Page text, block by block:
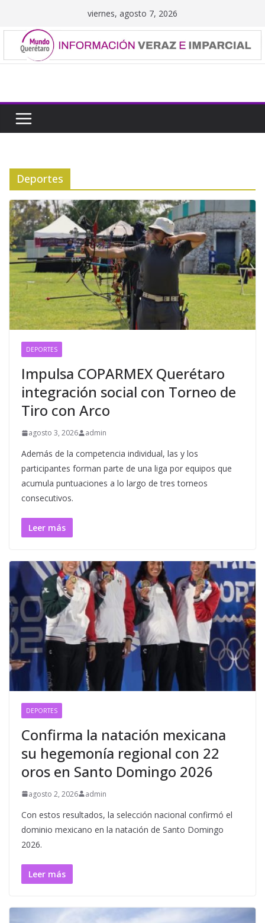
contenido
viernes, agosto 7, 2026
Deportes
DEPORTES
Impulsa COPARMEX Querétaro
integración social con Torneo de
Tiro con Arco
agosto 3, 2026 admin
Además de la competencia individual, las y los
participantes forman parte de una liga por equipos que
acumula puntuaciones a lo largo de tres torneos
consecutivos.
Leer más
DEPORTES
Confirma la natación mexicana
su hegemonía regional con 22
oros en Santo Domingo 2026
agosto 2, 2026 admin
Con estos resultados, la selección nacional confirmó el
dominio mexicano en la natación de Santo Domingo
2026.
Leer más